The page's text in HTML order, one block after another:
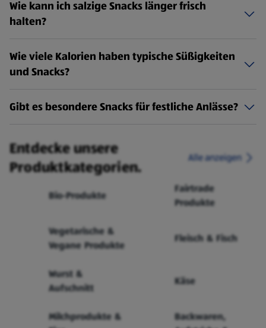
Wie kann ich salzige Snacks länger frisch
halten?
Wie viele Kalorien haben typische Süßigkeiten
und Snacks?
Gibt es besondere Snacks für festliche Anlässe?
Entdecke unsere
Produktkategorien.
Alle anzeigen
Bio-Produkte
Fairtrade
Produkte
Vegetarische &
Vegane Produkte
Fleisch & Fisch
Wurst &
Aufschnitt
Käse
Milchprodukte &
Backwaren,